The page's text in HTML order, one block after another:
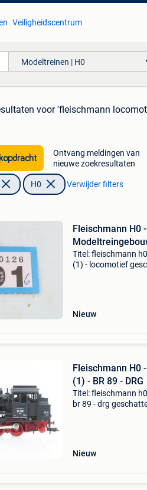
Veiligheidscentrum
Modeltreinen | H0
voor 'fleischmann
Ontvang meldingen van
nieuwe zoekresultaten
H0 Verwijder filters
Fleischmann H0
Titel: fleischmann
(1) - locomotief
Nieuw
Fleischmann H0
(1) - BR 89 - DRG
Titel: fleischmann
br 89 - drg
Nieuw